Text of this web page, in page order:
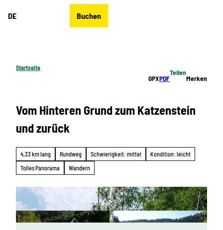
DE Buchen
Startseite
GPXPDF
Teilen
Merken
Vom Hinteren Grund zum Katzenstein
und zurück
4,33 km lang Rundweg Schwierigkeit: mittel
Kondition: leicht
Tolles Panorama
Wandern